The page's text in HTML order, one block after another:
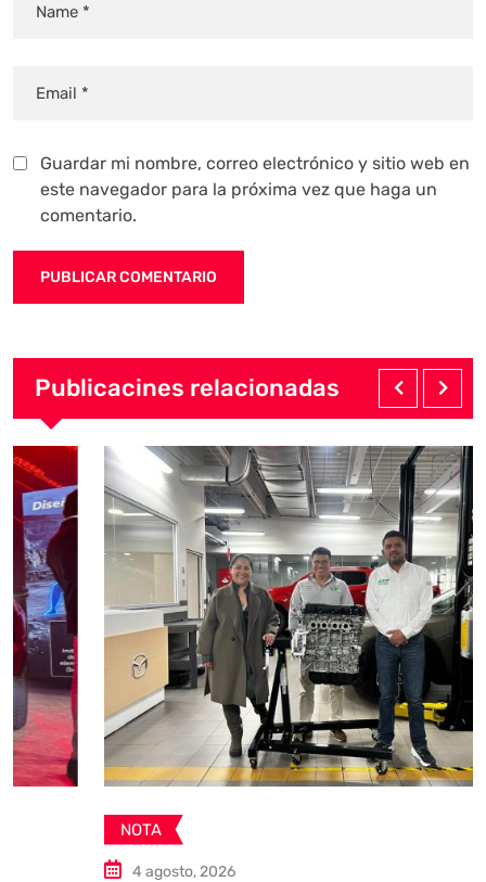
Guardar mi nombre, correo electrónico y sitio web en
este navegador para la próxima vez que haga un
comentario.
Publicacines relacionadas
4 agosto, 2026